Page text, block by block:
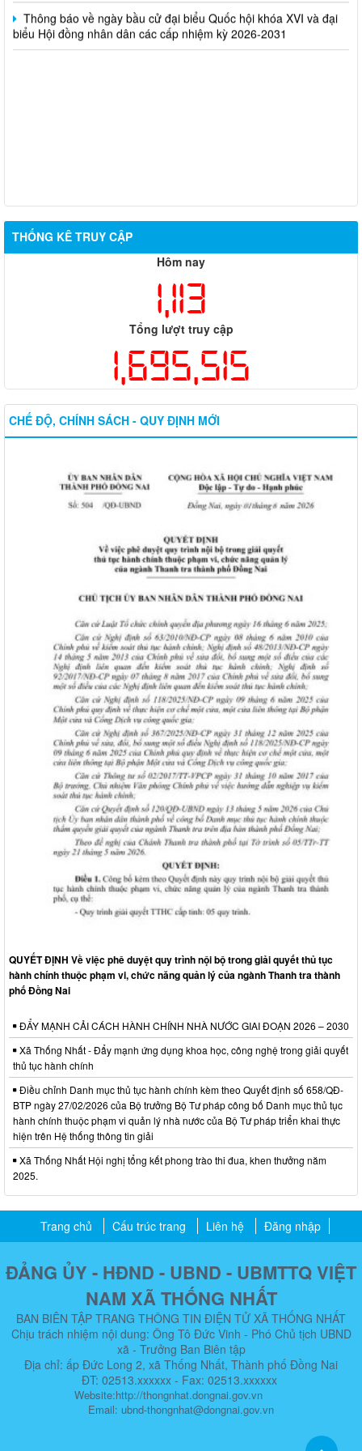
Thông báo về ngày bầu cử đại biểu Quốc hội khóa XVI và đại
biểu Hội đồng nhân dân các cấp nhiệm kỳ 2026-2031
THỐNG KÊ TRUY CẬP
Hôm nay
1,113
Tổng lượt truy cập
1,695,515
CHẾ ĐỘ, CHÍNH SÁCH - QUY ĐỊNH MỚI
QUYẾT ĐỊNH Về việc phê duyệt quy trình nội bộ trong giải quyết thủ tục
hành chính thuộc phạm vi, chức năng quản lý của ngành Thanh tra thành
phố Đồng Nai
ĐẨY MẠNH CẢI CÁCH HÀNH CHÍNH NHÀ NƯỚC GIAI ĐOẠN 2026 – 2030
Xã Thống Nhất - Đẩy mạnh ứng dụng khoa học, công nghệ trong giải quyết
thủ tục hành chính
Điều chỉnh Danh mục thủ tục hành chính kèm theo Quyết định số 658/QĐ-
BTP ngày 27/02/2026 của Bộ trưởng Bộ Tư pháp công bố Danh mục thủ tục
hành chính thuộc phạm vi quản lý nhà nước của Bộ Tư pháp triển khai thực
hiện trên Hệ thống thông tin giải
Xã Thống Nhất Hội nghị tổng kết phong trào thi đua, khen thưởng năm
2025.
Trang chủ Cấu trúc trang Liên hệ Đăng nhập
ĐẢNG ỦY - HĐND - UBND - UBMTTQ VIỆT
NAM XÃ THỐNG NHẤT
BAN BIÊN TẬP TRANG THÔNG TIN ĐIỆN TỬ XÃ THỐNG NHẤT
Chịu trách nhiệm nội dung: Ông Tô Đức Vinh - Phó Chủ tịch UBND
xã - Trưởng Ban Biên tập
Địa chỉ: ấp Đức Long 2, xã Thống Nhất, Thành phố Đồng Nai
ĐT: 02513.xxxxxx - Fax: 02513.xxxxxx
Website:http://thongnhat.dongnai.gov.vn
Email: ubnd-thongnhat@dongnai.gov.vn​